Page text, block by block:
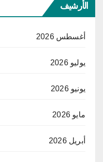
الأرشيف
أغسطس 2026
يوليو 2026
يونيو 2026
مايو 2026
أبريل 2026